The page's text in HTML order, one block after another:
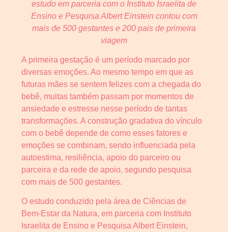
estudo em parceria com o Instituto Israelita de
Ensino e Pesquisa Albert Einstein contou com
mais de 500 gestantes e 200 pais de primeira
viagem
A primeira gestação é um período marcado por
diversas emoções. Ao mesmo tempo em que as
futuras mães se sentem felizes com a chegada do
bebê, muitas também passam por momentos de
ansiedade e estresse nesse período de tantas
transformações. A construção gradativa do vínculo
com o bebê depende de como esses fatores e
emoções se combinam, sendo influenciada pela
autoestima, resiliência, apoio do parceiro ou
parceira e da rede de apoio, segundo pesquisa
com mais de 500 gestantes.
O estudo conduzido pela área de Ciências de
Bem-Estar da Natura, em parceria com Instituto
Israelita de Ensino e Pesquisa Albert Einstein,